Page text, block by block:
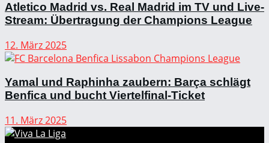
Atletico Madrid vs. Real Madrid im TV und Live-
Stream: Übertragung der Champions League
12. März 2025
Yamal und Raphinha zaubern: Barça schlägt
Benfica und bucht Viertelfinal-Ticket
11. März 2025